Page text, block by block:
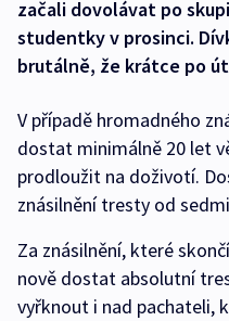
začali dovolávat po
studentky v prosinci.
brutálně, že krátce po
V případě hromadného
dostat minimálně 20 let
prodloužit na doživotí.
znásilnění tresty od
Za znásilnění, které
nově dostat absolutní
vyřknout i nad pachateli,